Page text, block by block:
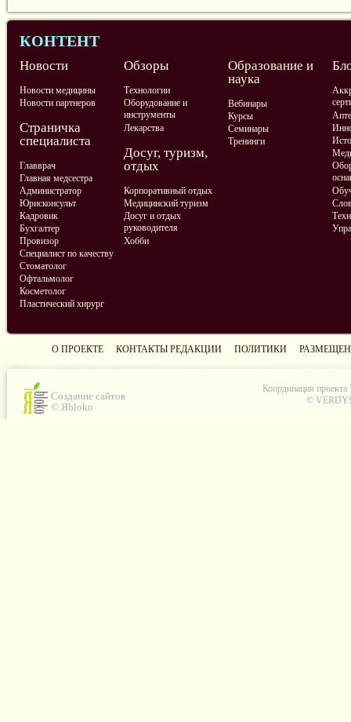
КОНТЕНТ
Новости
Новости медицины
Новости партнеров
Обзоры
Технологии
Оборудование и
инструменты
Лекарства
Образование и
наука
Вебинары
Курсы
Семинары
Тренинги
Страничка
специалиста
Главврач
Главная медсестра
Администратор
Юрисконсульт
Кадровик
Бухгалтер
Провизор
Специалист по качеству
Стоматолог
Офтальмолог
Косметолог
Пластический хирург
Досуг, туризм,
отдых
Корпоративный отдых
Медицинский туризм
Досуг и отдых
руководителя
Хобби
О ПРОЕКТЕ КОНТАКТЫ РЕДАКЦИИ ПОЛИТИКИ
Создание сайтов
© Яbloko
Координация проекта
©